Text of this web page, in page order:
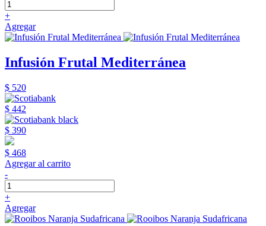
+
Agregar
Infusión Frutal Mediterránea
$ 520
$ 442
$ 390
$ 468
Agregar al carrito
-
+
Agregar